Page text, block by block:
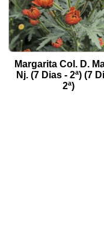
Margarita Col. D.
Nj. (7 Dias - 2ª) (7
2ª)